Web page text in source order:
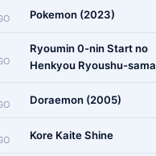
Pokemon (2023)
Ryoumin 0-nin Start no
Henkyou Ryoushu-sama
Doraemon (2005)
Kore Kaite Shine